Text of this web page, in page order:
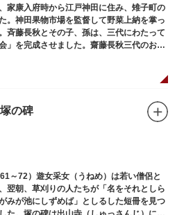
家康入府時から江戸神田に住み、雉子町の
。神田果物市場を監督して野菜上納を掌っ
斉藤長秋とその子、孫は、三代にわたって
」を完成させました。齋藤長秋三代のお墓
す。
の碑
～72）遊女采女（うねめ）は若い僧侶と
翌朝、草刈りの人たちが「名をそれとしら
が池にしずめば」としるした短冊を見つ